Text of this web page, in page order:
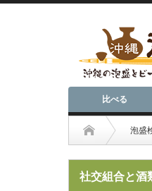
比べる
泡盛
社交組合と酒